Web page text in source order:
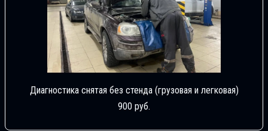
Диагностика снятая без стенда (грузовая и легковая)
900 руб.